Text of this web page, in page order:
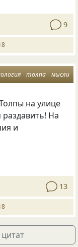
9
толпа мысли
на улице
На
и
13